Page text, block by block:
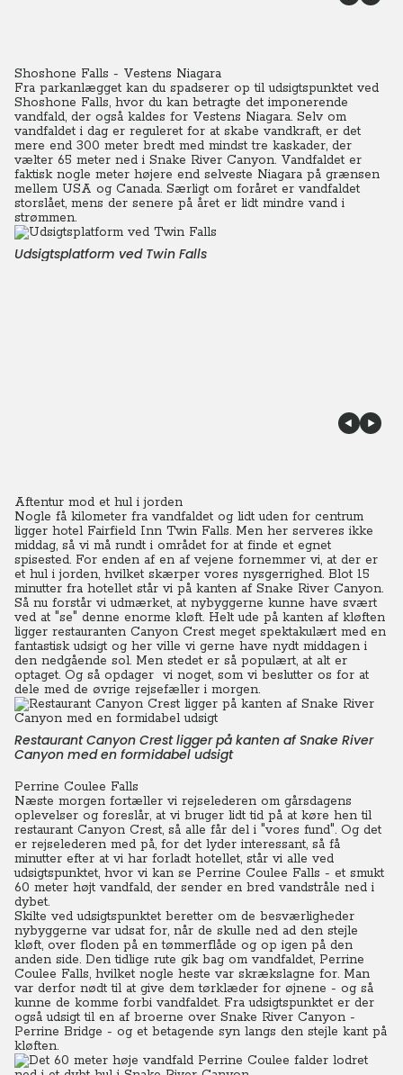
Shoshone Falls - Vestens Niagara
Fra parkanlægget kan du spadserer op til udsigtspunktet ved
Shoshone Falls, hvor du kan betragte det imponerende
vandfald, der også kaldes for Vestens Niagara. Selv om
vandfaldet i dag er reguleret for at skabe vandkraft, er det
mere end 300 meter bredt med mindst tre kaskader, der
vælter 65 meter ned i Snake River Canyon. Vandfaldet er
faktisk nogle meter højere end selveste Niagara på grænsen
mellem USA og Canada. Særligt om foråret er vandfaldet
storslået, mens der senere på året er lidt mindre vand i
strømmen.
Udsigtsplatform ved Twin Falls
Aftentur mod et hul i jorden
Nogle få kilometer fra vandfaldet og lidt uden for centrum
ligger hotel Fairfield Inn Twin Falls. Men her serveres ikke
middag, så vi må rundt i området for at finde et egnet
spisested. For enden af en af vejene fornemmer vi, at der er
et hul i jorden, hvilket skærper vores nysgerrighed. Blot 15
minutter fra hotellet står vi på kanten af Snake River Canyon.
Så nu forstår vi udmærket, at nybyggerne kunne have svært
ved at "se" denne enorme kløft. Helt ude på kanten af kløften
ligger restauranten Canyon Crest meget spektakulært med en
fantastisk udsigt og her ville vi gerne have nydt middagen i
den nedgående sol. Men stedet er så populært, at alt er
optaget. Og så opdager vi noget, som vi beslutter os for at
dele med de øvrige rejsefæller i morgen.
Restaurant Canyon Crest ligger på kanten af Snake River
Canyon med en formidabel udsigt
Perrine Coulee Falls
Næste morgen fortæller vi rejselederen om gårsdagens
oplevelser og foreslår, at vi bruger lidt tid på at køre hen til
restaurant Canyon Crest, så alle får del i "vores fund". Og det
er rejselederen med på, for det lyder interessant, så få
minutter efter at vi har forladt hotellet, står vi alle ved
udsigtspunktet, hvor vi kan se Perrine Coulee Falls - et smukt
60 meter højt vandfald, der sender en bred vandstråle ned i
dybet.
Skilte ved udsigtspunktet beretter om de besværligheder
nybyggerne var udsat for, når de skulle ned ad den stejle
kløft, over floden på en tømmerflåde og op igen på den
anden side. Den tidlige rute gik bag om vandfaldet, Perrine
Coulee Falls, hvilket nogle heste var skrækslagne for. Man
var derfor nødt til at give dem tørklæder for øjnene - og så
kunne de komme forbi vandfaldet. Fra udsigtspunktet er der
også udsigt til en af broerne over Snake River Canyon -
Perrine Bridge - og et betagende syn langs den stejle kant på
kløften.